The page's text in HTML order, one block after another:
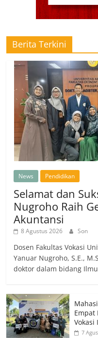
Berita Terkini
News Pendidikan
Selamat dan
Nugroho Raih
Akuntansi
8 Agustus 2026 Son
Dosen Fakultas Vokasi
Yanuar Nugroho, S.E.,
doktor dalam bidang Ilmu
Empat
Vokasi
7